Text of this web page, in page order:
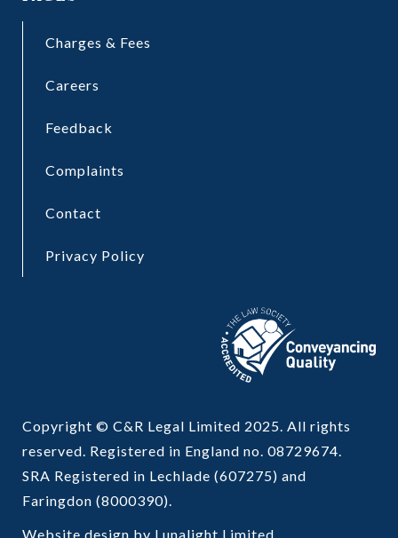
Charges & Fees
Careers
Feedback
Complaints
Contact
Privacy Policy
Copyright © C&R Legal Limited 2025. All rights
reserved. Registered in England no. 08729674.
SRA Registered in Lechlade (607275) and
Faringdon (8000390).
Website design by Lunalight Limited